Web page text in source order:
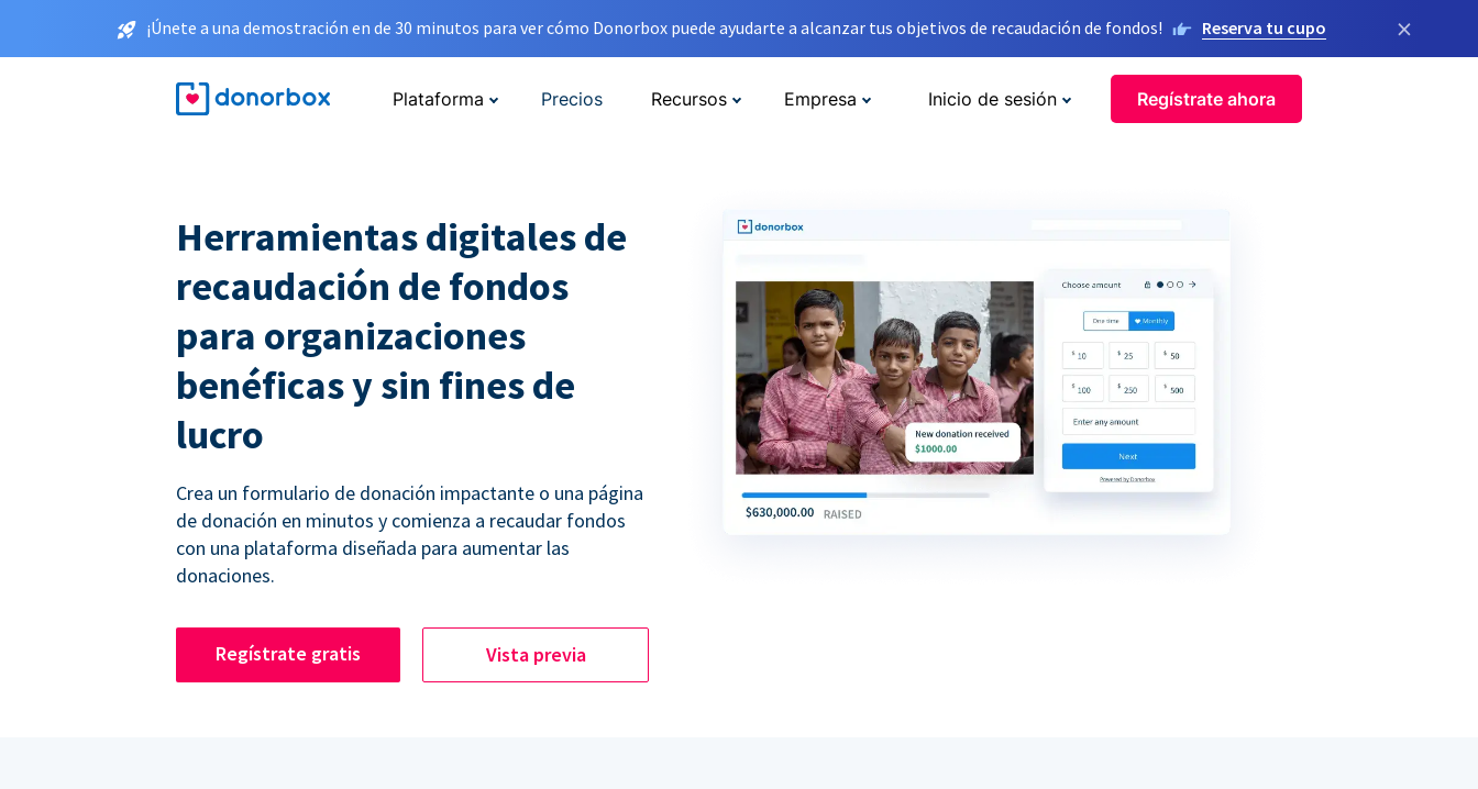
¡Únete a una demostración en de 30 minutos para ver cómo Donorbox puede ayudarte a alcanzar tus objetivos de recaudación de fondos! Reserva tu cupo ×
Plataforma Precios Recursos Empresa Inicio de sesión Regístrate ahora
Herramientas digitales de
recaudación de fondos
para organizaciones
benéficas y sin fines de
lucro
Crea un formulario de donación impactante o una página
de donación en minutos y comienza a recaudar fondos
con una plataforma diseñada para aumentar las
donaciones.
Regístrate gratis Vista previa